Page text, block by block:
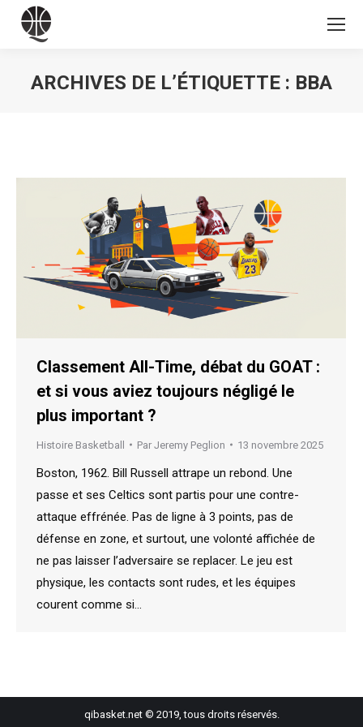
ARCHIVES DE L’ÉTIQUETTE : BBA
Classement All-Time, débat du GOAT :
et si vous aviez toujours négligé le
plus important ?
Histoire Basketball Par Jeremy Peglion 13 novembre 2025
Boston, 1962. Bill Russell attrape un rebond. Une
passe et ses Celtics sont partis pour une contre-
attaque effrénée. Pas de ligne à 3 points, pas de
défense en zone, et surtout, une volonté affichée de
ne pas laisser l’adversaire se replacer. Le jeu est
physique, les contacts sont rudes, et les équipes
courent comme si…
qibasket.net © 2019, tous droits réservés.